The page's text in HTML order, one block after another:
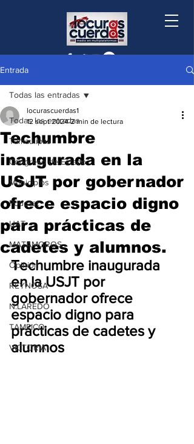
Entrada
Todas las entradas
Tamaulipas
Congreso de Estado
Municipios
Podcast
UAT
MATAMOROS
Opinión
REYNOSA
N.LAREDO
TAMPICO
VICTORIA
Todas las entradas
Techumbre
inaugurada en la
USJT por gobernador
ofrece espacio digno
para prácticas de
cadetes y alumnos.
locurascuerdas1
12 sept 2024 2 min de lectura
Techumbre inaugurada
en la USJT por
gobernador ofrece
espacio digno para
prácticas de cadetes y
alumnos